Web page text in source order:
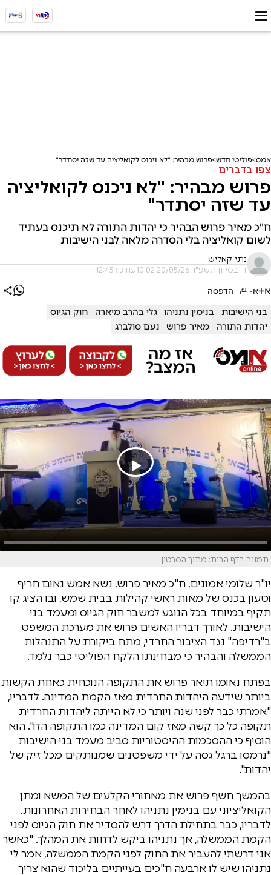
אמס פוליטי חדש פרוש מבהיר: "לא ניכנס לקואליציה עד שזה יסתדר"
צפו בדברים
פרוש מבהיר: "לא ניכנס לקואליציה
עד שזה יסתדר"
ח"כ מאיר פרוש הבהיר כי יהדות התורה לא תיכנס בעתיד
לשום קואליציה בלי הסדרה מלאה לבני הישיבות
נתי קאליש
ד' בסיוון תשפ"ו, 20/05/26 10:02 עודכן: 12:45
א+א- הדפסה
בני הישיבות בנימין נתניהו גלי בהרב מיארה
חוק הגיוס
יהדות התורה
מאיר פרוש נעם סולברג
תמונה בדף הבית: מתוך הסרטון
יו"ר שלומי אמונים, ח"כ מאיר פרוש, נשא אמש נאום חריף
וטעון בכנס של מאות ראשי קהילות בבית שמש, ובו הציג קו
תקיף במיוחד בכל הנוגע למשבר חוק הגיוס ומעמד בני
הישיבות. לאורך דבריו האשים פרוש את מערכת המשפט
ב"רדיפה" נגד הציבור החרדי, מתח ביקורת על התנהלות
הממשלה והבהיר כי מבחינתו הלקח הפוליטי כבר נלמד.
בפתח נאומו תיאר פרוש את התקופה הנוכחית כאחת הקשות
ביותר שידעה היהדות החרדית מאז הקמת המדינה. לדבריו,
"אמרתי כבר לפני שנה ויותר כי לא הייתה ליהדות החרדית
תקופה כל כך קשה מאז קום המדינה כמו התקופה הזו". הוא
הוסיף כי ההסכמות ההיסטוריות סביב מעמד בני הישיבות
"נרמסו ברגל גסה על ידי משפטנים שמנותקים מכל זיק של
יהדות".
בהמשך חשף פרוש את מאחורי הקלעים של המשא ומתן
הקואליציוני עם בנימין נתניהו לאחר הבחירות האחרונות.
לדבריו, כבר בתחילת הדרך דרש להסדיר את חוק הגיוס לפני
הקמת הממשלה, אך נתניהו ביקש לדחות את המהלך. "כאשר
אני דרשתי להעביר את החוק לפני הקמת הממשלה, אמר לי
נתניהו שיש לו ארבעה ח"כים בעייתיים בליכוד שהוא צריך